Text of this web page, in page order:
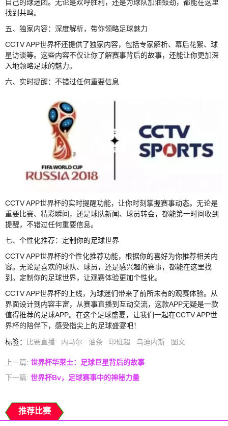
自己的球迷团。无论是欢呼胜利，还是为球队加油鼓劲，都能在这里
找到共鸣。
五、独家内容：深度解析，带你领略足球魅力
CCTV APP世界杯还提供了独家内容，包括专家解析、幕后花絮、球
星访谈等。这些内容不仅让你了解赛事背后的故事，还能让你更加深
入地领略足球的魅力。
六、实时提醒：不错过任何重要信息
CCTV APP世界杯的实时提醒功能，让你时刻掌握赛事动态。无论是
重要比赛、精彩瞬间，还是球队新闻、球员转会，都能第一时间收到
提醒，不错过任何重要信息。
七、个性化推荐：定制你的足球世界
CCTV APP世界杯的个性化推荐功能，根据你的喜好为你推荐相关内
容。无论是喜欢的球队、球员，还是感兴趣的赛事，都能在这里找
到。定制你的足球世界，让观赛体验更加个性化。
CCTV APP世界杯的上线，为球迷们带来了前所未有的观赛体验。从
界面设计到内容丰富，从赛事直播到互动交流，这款APP无疑是一款
值得推荐的足球APP。在这个足球盛夏，让我们一起在CCTV APP世
界杯的陪伴下，感受指尖上的足球盛宴吧！
标签： 比赛直播 内马尔 油条 印班超 乌迪内斯 图文
上一篇: 世界杯华莱士：足球巨星背后的故事
下一篇: 世界杯Bv，足球赛事中的神秘力量
推荐比赛